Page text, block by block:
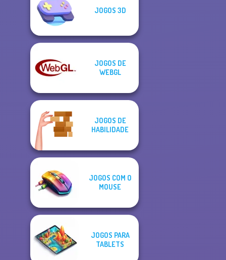
JOGOS 3D
JOGOS DE
WEBGL
JOGOS DE
HABILIDADE
JOGOS COM O
MOUSE
JOGOS PARA
TABLETS